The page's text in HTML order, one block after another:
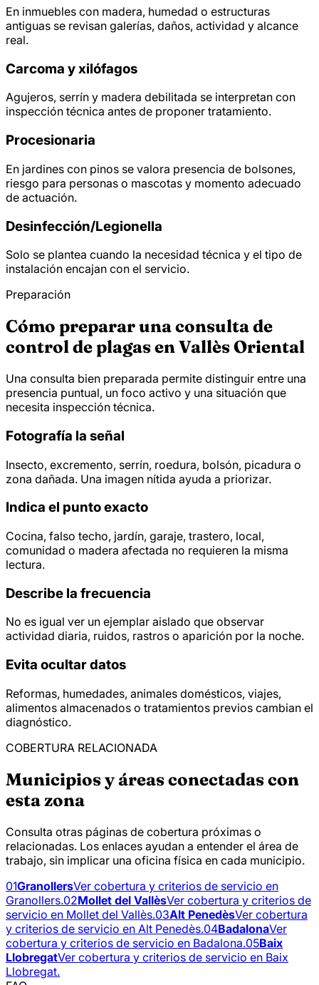
En inmuebles con madera, humedad o estructuras
antiguas se revisan galerías, daños, actividad y alcance
real.
Carcoma y xilófagos
Agujeros, serrín y madera debilitada se interpretan con
inspección técnica antes de proponer tratamiento.
Procesionaria
En jardines con pinos se valora presencia de bolsones,
riesgo para personas o mascotas y momento adecuado
de actuación.
Desinfección/Legionella
Solo se plantea cuando la necesidad técnica y el tipo de
instalación encajan con el servicio.
Preparación
Cómo preparar una consulta de
control de plagas en Vallès Oriental
Una consulta bien preparada permite distinguir entre una
presencia puntual, un foco activo y una situación que
necesita inspección técnica.
Fotografía la señal
Insecto, excremento, serrín, roedura, bolsón, picadura o
zona dañada. Una imagen nítida ayuda a priorizar.
Indica el punto exacto
Cocina, falso techo, jardín, garaje, trastero, local,
comunidad o madera afectada no requieren la misma
lectura.
Describe la frecuencia
No es igual ver un ejemplar aislado que observar
actividad diaria, ruidos, rastros o aparición por la noche.
Evita ocultar datos
Reformas, humedades, animales domésticos, viajes,
alimentos almacenados o tratamientos previos cambian el
diagnóstico.
COBERTURA RELACIONADA
Municipios y áreas conectadas con
esta zona
Consulta otras páginas de cobertura próximas o
relacionadas. Los enlaces ayudan a entender el área de
trabajo, sin implicar una oficina física en cada municipio.
01GranollersVer cobertura y criterios de servicio en
Granollers.02Mollet del VallèsVer cobertura y criterios de
servicio en Mollet del Vallès.03Alt PenedèsVer cobertura
y criterios de servicio en Alt Penedès.04BadalonaVer
cobertura y criterios de servicio en Badalona.05Baix
LlobregatVer cobertura y criterios de servicio en Baix
Llobregat.